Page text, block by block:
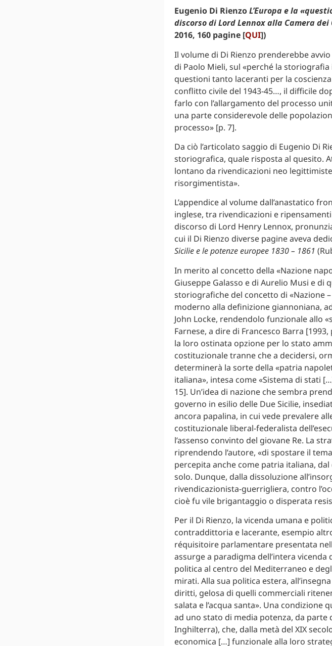
Eugenio Di RienzoL’Europa e la
discorso di Lord Lennox alla Camera dei
2016, 160 pagine [QUI])
Il volume di Di Rienzo prenderebbe
di Paolo Mieli, sul «perché la
questioni tanto laceranti per la
conflitto civile del 1943-45…, il difficile
farlo con l’allargamento del processo
una parte considerevole delle
processo» [p. 7].
Da ciò l’articolato saggio di Eugenio Di
storiografica, quale risposta al quesito.
lontano da rivendicazioni neo
risorgimentista».
L’appendice al volume dall’anastatico
inglese, tra rivendicazioni e
discorso di Lord Henry Lennox,
cui il Di Rienzo diverse pagine aveva
Sicilie e le potenze europee 1830 – 1861
In merito al concetto della «Nazione
Giuseppe Galasso e di Aurelio Musi e di
storiografiche del concetto di «Nazione
moderno alla definizione giannoniana,
John Locke, rendendolo funzionale allo
Farnese, a dire di Francesco Barra
la loro ostinata opzione per lo stato
costituzionale tranne che a decidersi,
determinerà la sorte della «patria
italiana», intesa come «Sistema di stati
15]. Un’idea di nazione che sembra
governo in esilio delle Due Sicilie,
ancora papalina, in cui vede prevalere
costituzionale liberal-federalista
l’assenso convinto del giovane Re. La
riprendendo l’autore, «di spostare il
percepita anche come patria italiana,
solo. Dunque, dalla dissoluzione
rivendicazionista-guerrigliera, contro
cioè fu vile brigantaggio o disperata
Per il Di Rienzo, la vicenda umana e
contraddittoria e lacerante, esempio
réquisitoire parlamentare presentata
assurge a paradigma dell’intera
politica al centro del Mediterraneo e
mirati. Alla sua politica estera,
diritti, gelosa di quelli commerciali
salata e l’acqua santa». Una condizione
ad uno stato di media potenza, da
Inghilterra), che, dalla metà del XIX
economica […] funzionale alla loro